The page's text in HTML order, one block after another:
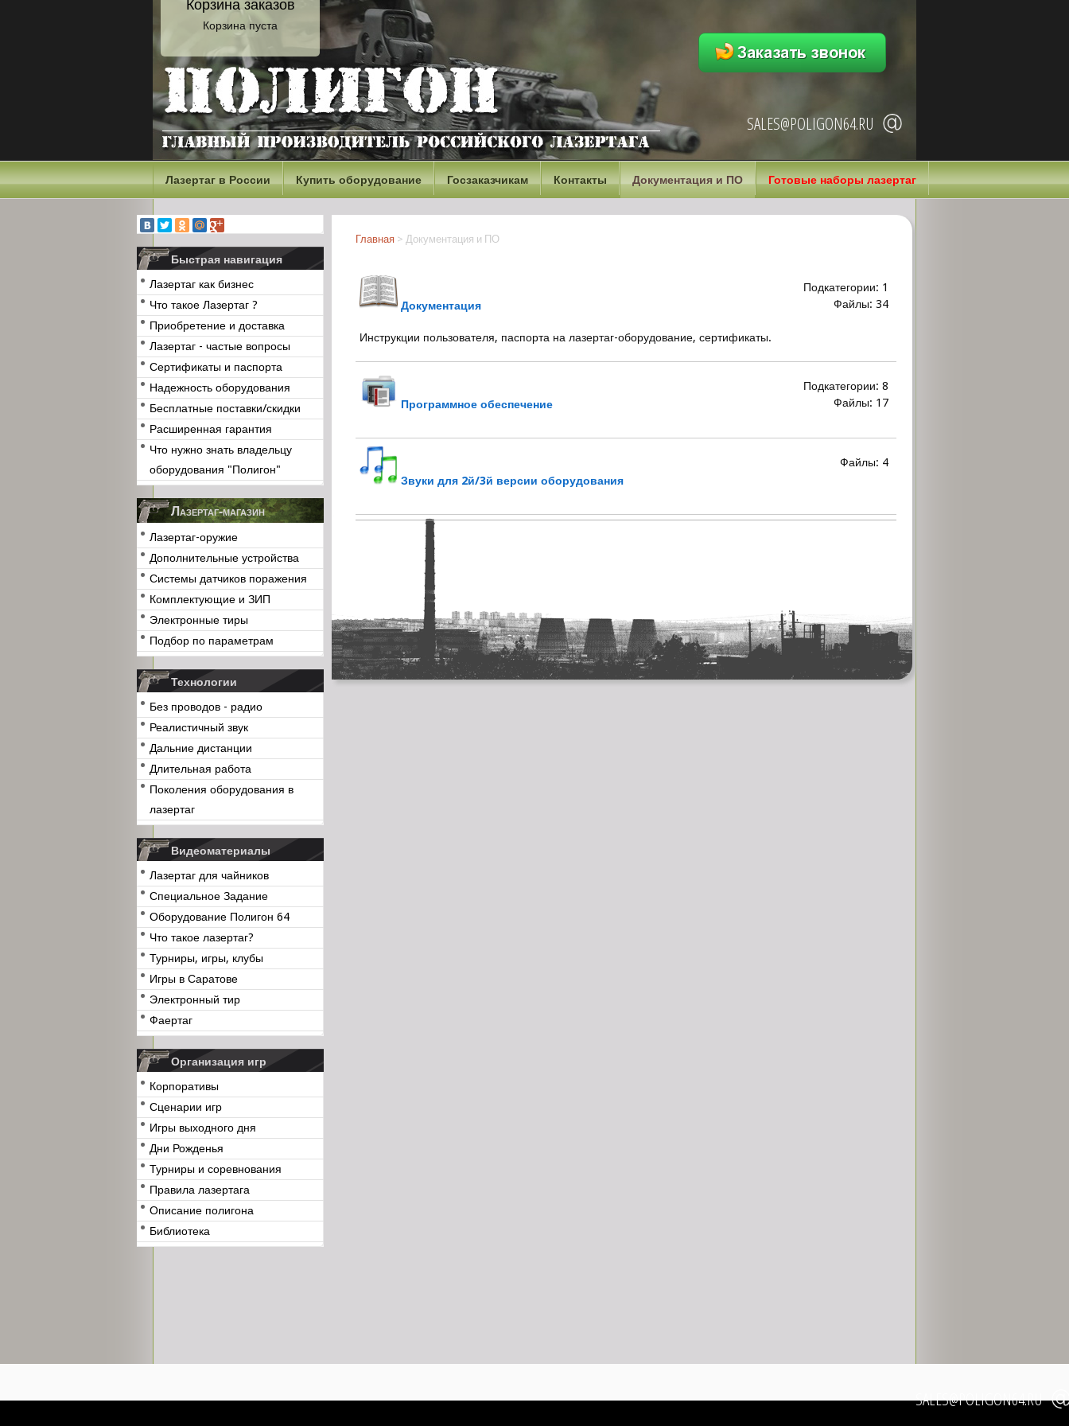
SALES@POLIGON64.RU
Корзина заказов
Корзина пуста
Лазертаг в России Купить оборудование Госзаказчикам Контакты Документация и ПО Готовые наборы лазертаг
Быстрая навигация
Лазертаг как бизнес
Что такое Лазертаг ?
Приобретение и доставка
Лазертаг - частые вопросы
Сертификаты и паспорта
Надежность оборудования
Бесплатные поставки/скидки
Расширенная гарантия
Что нужно знать владельцу
оборудования "Полигон"
Лазертаг-магазин
Лазертаг-оружие
Дополнительные устройства
Системы датчиков поражения
Комплектующие и ЗИП
Электронные тиры
Подбор по параметрам
Технологии
Без проводов - радио
Реалистичный звук
Дальние дистанции
Длительная работа
Поколения оборудования в
лазертаг
Видеоматериалы
Лазертаг для чайников
Специальное Задание
Оборудование Полигон 64
Что такое лазертаг?
Турниры, игры, клубы
Игры в Саратове
Электронный тир
Фаертаг
Организация игр
Корпоративы
Сценарии игр
Игры выходного дня
Дни Рожденья
Турниры и соревнования
Правила лазертага
Описание полигона
Библиотека
Главная > Документация и ПО
Документация
Подкатегории: 1
Файлы: 34
Инструкции пользователя, паспорта на лазертаг-оборудование, сертификаты.
Программное обеспечение
Подкатегории: 8
Файлы: 17
Звуки для 2й/3й версии оборудования
Файлы: 4
SALES@POLIGON64.RU